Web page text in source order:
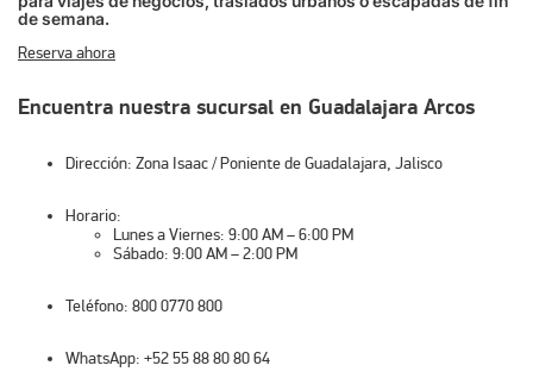
de semana.
Reserva ahora
Encuentra nuestra sucursal en Guadalajara Arcos
Dirección: Zona Isaac / Poniente de Guadalajara, Jalisco
Horario:
Lunes a Viernes: 9:00 AM – 6:00 PM
Sábado: 9:00 AM – 2:00 PM
Teléfono: 800 0770 800
WhatsApp: +52 55 88 80 80 64